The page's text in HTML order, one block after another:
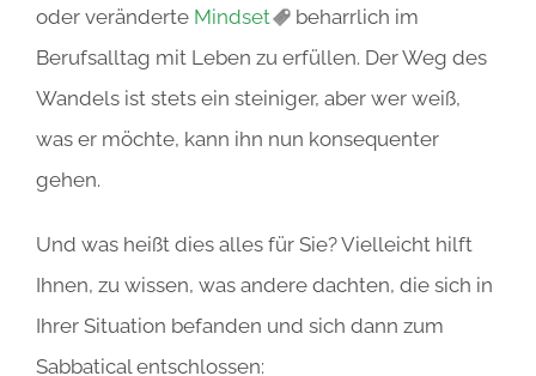
oder veränderte Mindset
beharrlich im
Berufsalltag mit Leben zu erfüllen. Der Weg des
Wandels ist stets ein steiniger, aber wer weiß,
was er möchte, kann ihn nun konsequenter
gehen.
Und was heißt dies alles für Sie? Vielleicht hilft
Ihnen, zu wissen, was andere dachten, die sich in
Ihrer Situation befanden und sich dann zum
Sabbatical entschlossen: